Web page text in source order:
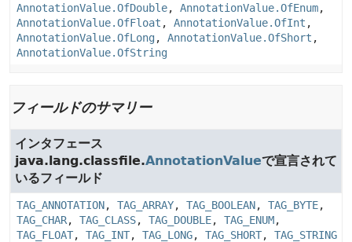
AnnotationValue.OfDouble, AnnotationValue.OfEnum,
AnnotationValue.OfFloat , AnnotationValue.OfInt ,
AnnotationValue.OfLong, AnnotationValue.OfShort ,
AnnotationValue.OfString
フィールドのサマリー
インタフェース
java.lang.classfile.AnnotationValueで宣言されて
いるフィールド
TAG_ANNOTATION, TAG_ARRAY, TAG_BOOLEAN, TAG_BYTE,
TAG_CHAR, TAG_CLASS, TAG_DOUBLE, TAG_ENUM,
TAG_FLOAT, TAG_INT, TAG_LONG, TAG_SHORT, TAG_STRING